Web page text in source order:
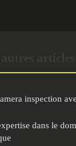
inspection
dans le